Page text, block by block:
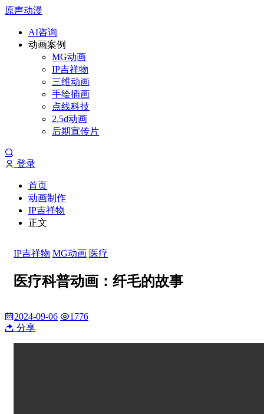
原声动漫
AI咨询
动画案例
MG动画
IP吉祥物
三维动画
手绘插画
点线科技
2.5d动画
后期宣传片
登录
首页
动画制作
IP吉祥物
正文
IP吉祥物 MG动画 医疗
医疗科普动画：纤毛的故事
2024-09-06
1776
分享